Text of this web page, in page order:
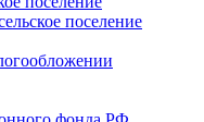
поселение